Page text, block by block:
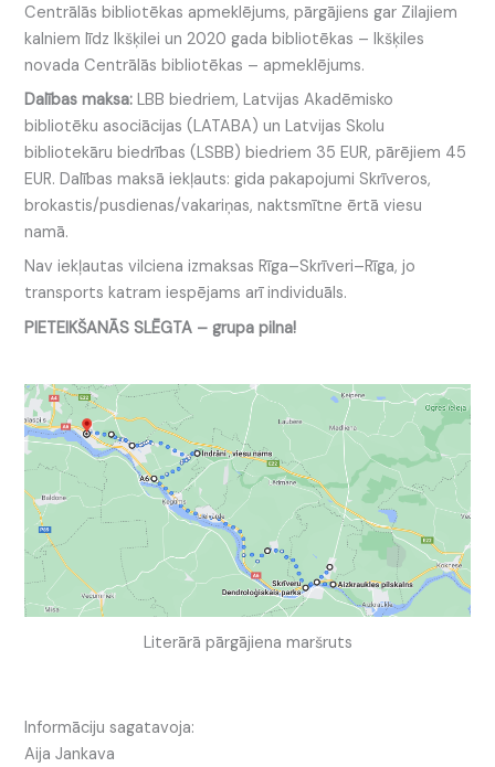
Centrālās bibliotēkas apmeklējums, pārgājiens gar Zilajiem
kalniem līdz Ikšķilei un 2020 gada bibliotēkas – Ikšķiles
novada Centrālās bibliotēkas – apmeklējums.
Dalības maksa: LBB biedriem, Latvijas Akadēmisko
bibliotēku asociācijas (LATABA) un Latvijas Skolu
bibliotekāru biedrības (LSBB) biedriem 35 EUR, pārējiem 45
EUR. Dalības maksā iekļauts: gida pakapojumi Skrīveros,
brokastis/pusdienas/vakariņas, naktsmītne ērtā viesu
namā.
Nav iekļautas vilciena izmaksas Rīga–Skrīveri–Rīga, jo
transports katram iespējams arī individuāls.
PIETEIKŠANĀS SLĒGTA – grupa pilna!
Literārā pārgājiena maršruts
Informāciju sagatavoja:
Aija Jankava